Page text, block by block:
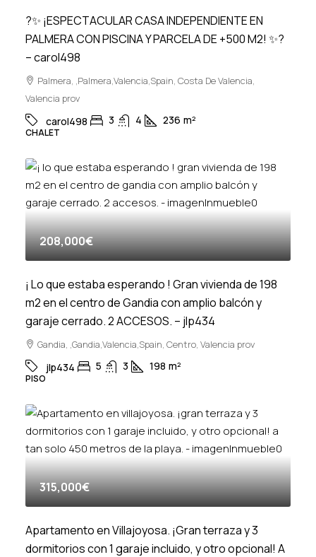
?✨ ¡ESPECTACULAR CASA INDEPENDIENTE EN
PALMERA CON PISCINA Y PARCELA DE +500 M2! ✨?
– carol498
Palmera, ,Palmera,Valencia,Spain, Costa De Valencia,
Valencia prov
carol498 3 4 236 m²
CHALET
208,000€
¡ Lo que estaba esperando ! Gran vivienda de 198
m2 en el centro de Gandia con amplio balcón y
garaje cerrado. 2 ACCESOS. – jlp434
Gandia, ,Gandia,Valencia,Spain, Centro, Valencia prov
jlp434 5 3 198 m²
PISO
315,000€
Apartamento en Villajoyosa. ¡Gran terraza y 3
dormitorios con 1 garaje incluido, y otro opcional! A